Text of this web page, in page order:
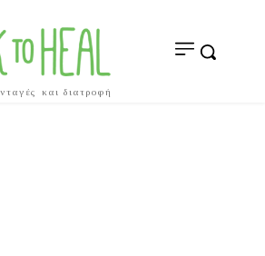
και διατροφή